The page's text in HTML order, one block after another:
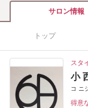
サロン情報
トップ
スタ
小
コ ニ
得意